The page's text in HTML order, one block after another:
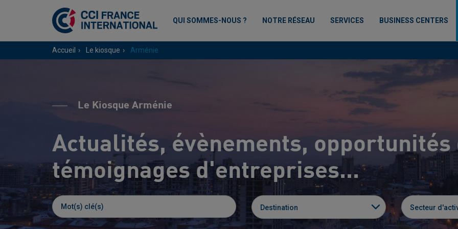
QUI SOMMES-NOUS ? NOTRE RÉSEAU SERVICES BUSINESS CENTERS
Accueil Le kiosque Arménie
Le Kiosque Arménie
Actualités, évènements,
témoignages d'entreprises...
Destination Secteur